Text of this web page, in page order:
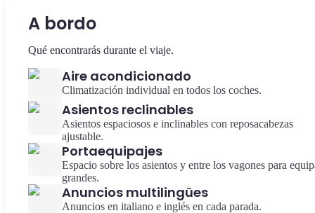
A bordo
Qué encontrarás durante el viaje.
Aire acondicionado
Climatización individual en todos los coches.
Asientos reclinables
Asientos espaciosos e inclinables con reposacabezas
ajustable.
Portaequipajes
Espacio sobre los asientos y entre los vagones para
grandes.
Anuncios multilingües
Anuncios en italiano e inglés en cada parada.